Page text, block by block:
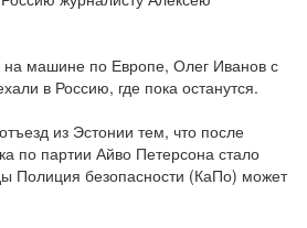
машине по Европе, Олег Иванов с
в Россию, где пока останутся.
из Эстонии тем, что после
по партии Айво Петерсона стало
Полиция безопасности (КаПо) может